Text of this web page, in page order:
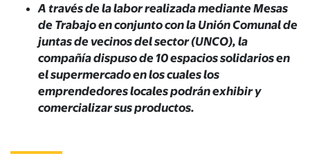
A través de la labor realizada mediante Mesas
de Trabajo en conjunto con la Unión Comunal de
juntas de vecinos del sector (UNCO), la
compañía dispuso de 10 espacios solidarios en
el supermercado en los cuales los
emprendedores localespodrán exhibir y
comercializar sus productos.